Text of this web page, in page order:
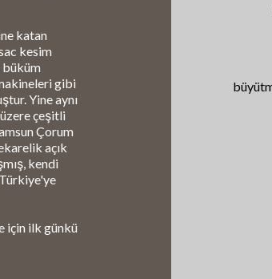
katan
kesim
büküm
gibi
Yine aynı
çeşitli
Çorum
açık
kendi
için ilk günkü